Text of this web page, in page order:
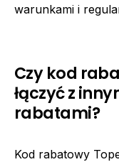
warunkami i
Czy kod
łączyć z
rabatami?
Kod rabatowy